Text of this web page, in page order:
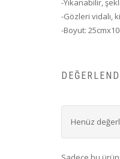
-Yıkanabilir,
-Gözleri vidalı,
-Boyut:
Henüz